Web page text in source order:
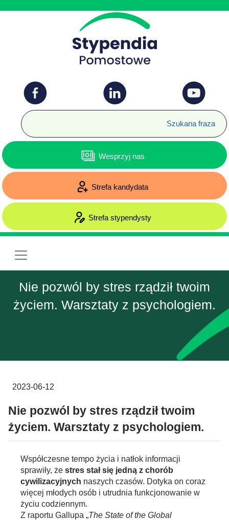
Wesprzyj nas
Strefa kandydata
Strefa stypendysty
Nie pozwól by stres rządził twoim
życiem. Warsztaty z psychologiem.
2023-06-12
Nie pozwól by stres rządził twoim
życiem. Warsztaty z psychologiem.
Współczesne tempo życia i natłok informacji
sprawiły, że stres stał się jedną z chorób
cywilizacyjnych naszych czasów. Dotyka on coraz
więcej młodych osób i utrudnia funkcjonowanie w
życiu codziennym.
Z raportu Gallupa „The State of the Global